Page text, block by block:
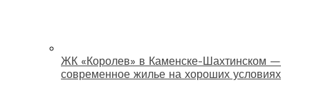
ЖК «Королев» в Каменске-Шахтинском —
современное жилье на хороших условиях